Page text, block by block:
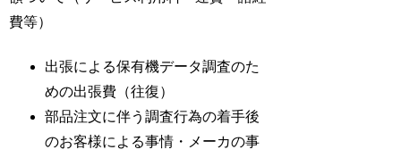
費等）
出張による保有機データ調査のた
めの出張費（往復）
部品注文に伴う調査行為の着手後
のお客様による事情・メーカの事